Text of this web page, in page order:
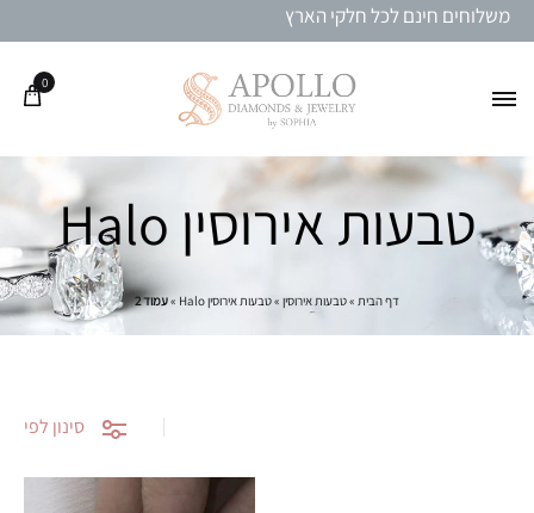
משלוחים חינם לכל חלקי הארץ
0
טבעות אירוסין Halo
דף הבית »טבעות אירוסין »טבעות אירוסין Halo »עמוד 2
סינון לפי